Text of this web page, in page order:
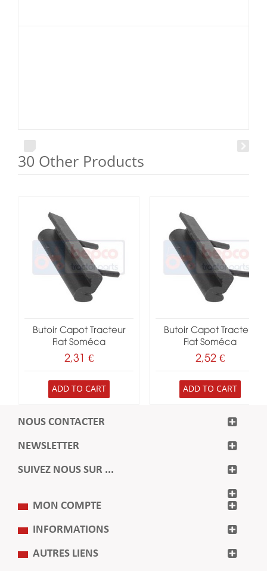
30 Other Products
Butoir Capot Tracteur
Fiat Soméca
2,31 €
ADD TO CART
Butoir Capot Tracteur
Fiat Soméca
2,52 €
ADD TO CART
NOUS CONTACTER
NEWSLETTER
SUIVEZ NOUS SUR ...
MON COMPTE
INFORMATIONS
AUTRES LIENS